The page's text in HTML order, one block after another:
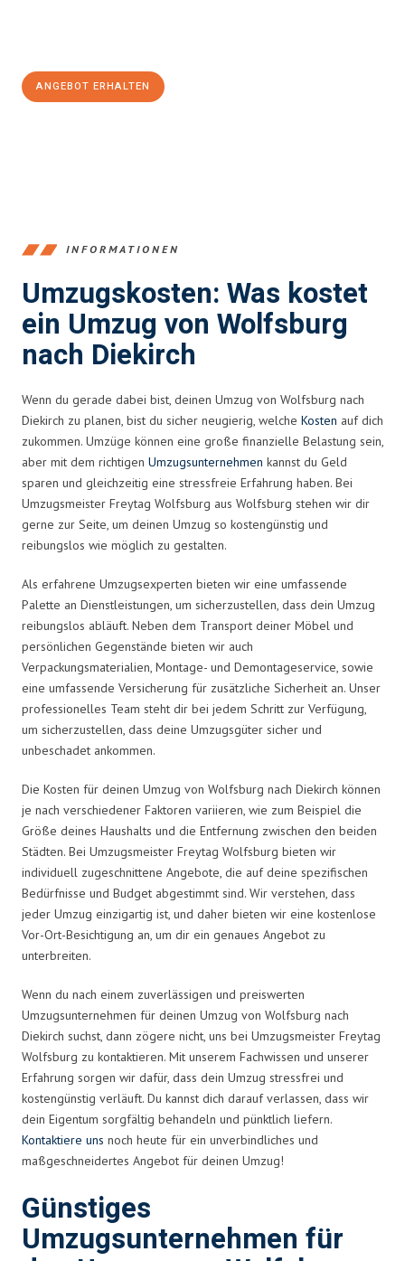
ANGEBOT ERHALTEN
INFORMATIONEN
Umzugskosten: Was kostet
ein Umzug von Wolfsburg
nach Diekirch
Wenn du gerade dabei bist, deinen Umzug von Wolfsburg nach
Diekirch zu planen, bist du sicher neugierig, welche Kosten auf dich
zukommen. Umzüge können eine große finanzielle Belastung sein,
aber mit dem richtigen Umzugsunternehmen kannst du Geld
sparen und gleichzeitig eine stressfreie Erfahrung haben. Bei
Umzugsmeister Freytag Wolfsburg aus Wolfsburg stehen wir dir
gerne zur Seite, um deinen Umzug so kostengünstig und
reibungslos wie möglich zu gestalten.
Als erfahrene Umzugsexperten bieten wir eine umfassende
Palette an Dienstleistungen, um sicherzustellen, dass dein Umzug
reibungslos abläuft. Neben dem Transport deiner Möbel und
persönlichen Gegenstände bieten wir auch
Verpackungsmaterialien, Montage- und Demontageservice, sowie
eine umfassende Versicherung für zusätzliche Sicherheit an. Unser
professionelles Team steht dir bei jedem Schritt zur Verfügung,
um sicherzustellen, dass deine Umzugsgüter sicher und
unbeschadet ankommen.
Die Kosten für deinen Umzug von Wolfsburg nach Diekirch können
je nach verschiedener Faktoren variieren, wie zum Beispiel die
Größe deines Haushalts und die Entfernung zwischen den beiden
Städten. Bei Umzugsmeister Freytag Wolfsburg bieten wir
individuell zugeschnittene Angebote, die auf deine spezifischen
Bedürfnisse und Budget abgestimmt sind. Wir verstehen, dass
jeder Umzug einzigartig ist, und daher bieten wir eine kostenlose
Vor-Ort-Besichtigung an, um dir ein genaues Angebot zu
unterbreiten.
Wenn du nach einem zuverlässigen und preiswerten
Umzugsunternehmen für deinen Umzug von Wolfsburg nach
Diekirch suchst, dann zögere nicht, uns bei Umzugsmeister Freytag
Wolfsburg zu kontaktieren. Mit unserem Fachwissen und unserer
Erfahrung sorgen wir dafür, dass dein Umzug stressfrei und
kostengünstig verläuft. Du kannst dich darauf verlassen, dass wir
dein Eigentum sorgfältig behandeln und pünktlich liefern.
Kontaktiere uns noch heute für ein unverbindliches und
maßgeschneidertes Angebot für deinen Umzug!
Günstiges
Umzugsunternehmen für